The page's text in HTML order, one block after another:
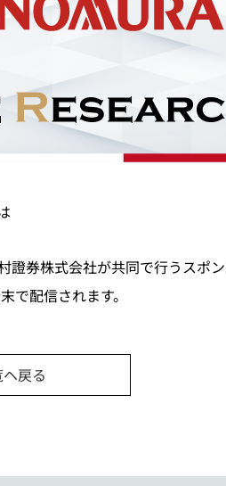
券株式会社が共同で行うスポ
で配信されます。
戻る